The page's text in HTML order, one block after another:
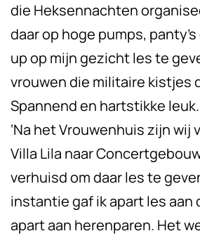
die Heksennachten
daar op hoge pumps,
up op mijn gezicht les te
vrouwen die militaire kistjes
Spannend en hartstikke leuk.
‘Na het Vrouwenhuis zijn wij
Villa Lila naar
verhuisd om daar les te
instantie gaf ik apart les aan
apart aan herenparen. Het